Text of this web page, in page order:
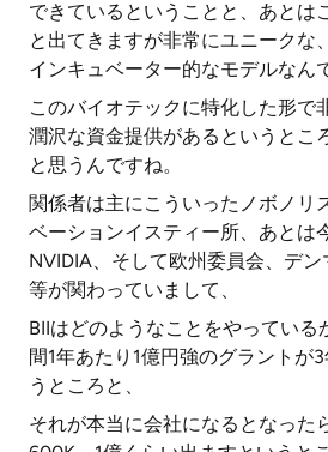
できているということと、あとは
と出てきますが非常にユニークな
インキュベーター的なモデルなん
このバイオテックに特化した形で
潤沢な資金提供があるというとこ
と思うんですね。
関係者は主にこういったノボノリ
ベーションイスティー所、あとは
NVIDIA、そして欧州委員会、デ
等が関わっていまして、
BIIはどのようなことをやっている
間1年あたり1億円強のグラントが
うところと、
それが本当に会社になるとなった